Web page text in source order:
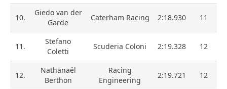
10.
Giedo van der
Garde
Caterham Racing 2:18.930 11
11.
Stefano
Coletti
Scuderia Coloni 2:19.328 12
12.
Nathanaël
Berthon
Racing
Engineering
2:19.721 12